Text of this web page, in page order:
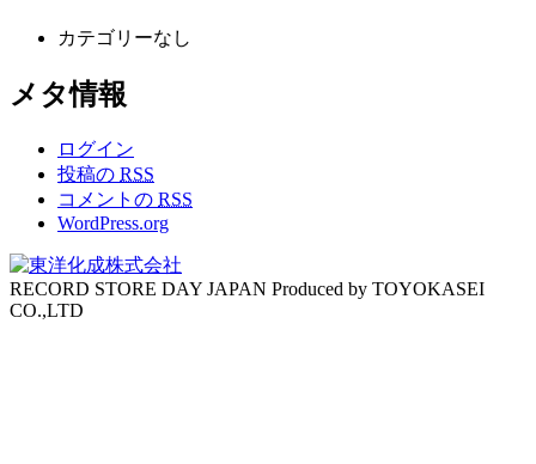
カテゴリーなし
メタ情報
ログイン
投稿の RSS
コメントの RSS
WordPress.org
RECORD STORE DAY JAPAN Produced by TOYOKASEI
CO.,LTD